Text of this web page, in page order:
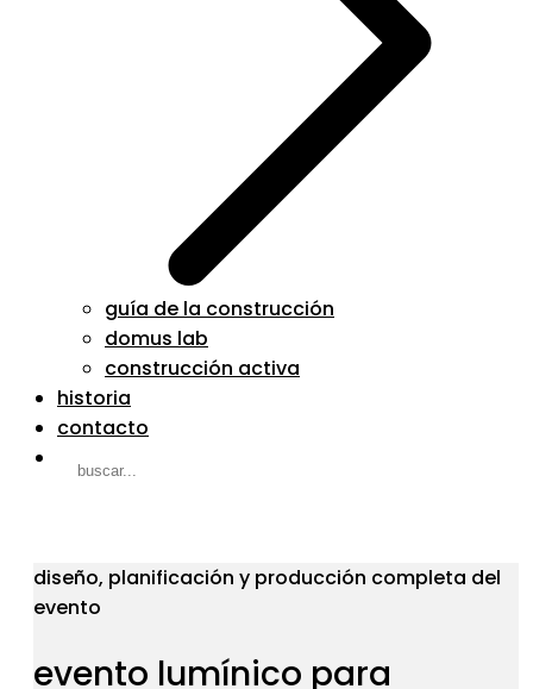
guía de la construcción
domus lab
construcción activa
historia
contacto
diseño, planificación y producción completa del
evento
evento lumínico para